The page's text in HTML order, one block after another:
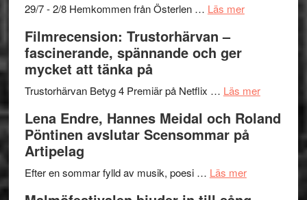
–
och
lättsam
29/7 - 2/8 Hemkommen från Österlen … Läs merom
2026
I
Delvis
genrens
Filmrecension: Trustorhärvan –
fascinerande, spännande och ger
mycket att tänka på
Trustorhärvan Betyg 4 Premiär på Netflix … Läs merom
Lena Endre, Hannes Meidal och Roland
Pöntinen avslutar Scensommar på
Artipelag
Efter en sommar fylld av musik, poesi … Läs merom